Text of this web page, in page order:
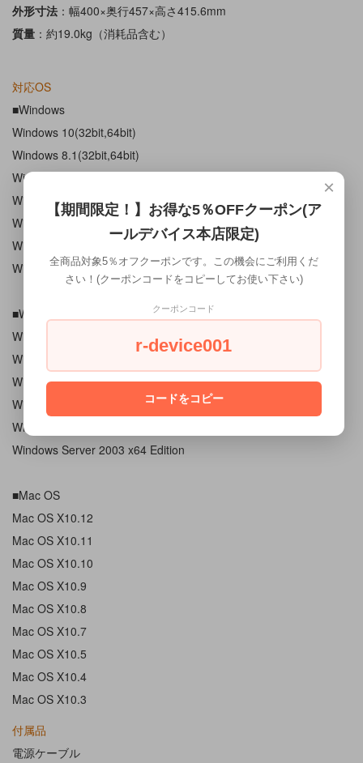
外形寸法 ：幅400×奥行457×高さ415.6mm
質量 ：約19.0kg（消耗品含む）
対応OS
■Windows
Windows 10(32bit,64bit)
Windows 8.1(32bit,64bit)
Windows 8(32bit,64bit)
Windows 7(32bit,64bit)
Windows Vista(32bit,64bit)
Windows XP(32bit,64bit)
Windows 2000
■Windows Server
Windows Server 2016
Windows Server 2012
Windows Server 2008 R2
Windows Server 2008
Windows Server 2003
Windows Server 2003 x64 Edition
■Mac OS
Mac OS X10.12
Mac OS X10.11
Mac OS X10.10
Mac OS X10.9
Mac OS X10.8
Mac OS X10.7
Mac OS X10.5
Mac OS X10.4
Mac OS X10.3
付属品
電源ケーブル
×
【期間限定！】お得な5％OFFクーポン(ア
ールデバイス本店限定)
全商品対象5％オフクーポンです。この機会にご利用くだ
さい！(クーポンコードをコピーしてお使い下さい)
クーポンコード
r-device001
コードをコピー